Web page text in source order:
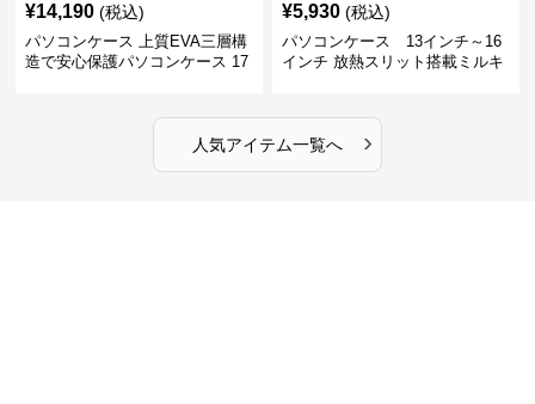
¥14,190 (税込)
パソコンケース 上質EVA三層構
造で安心保護パソコンケース 17
¥5,930 (税込)
パソコンケース 13インチ～16
インチ 放熱スリット搭載ミルキ
人気アイテム一覧へ ›